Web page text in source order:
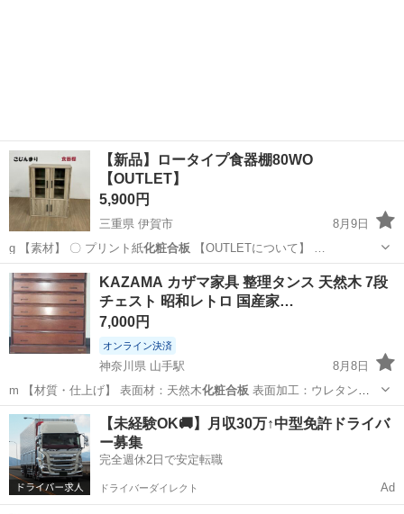
【新品】ロータイプ食器棚80WO
【OUTLET】
5,900円
三重県 伊賀市
8月9日
g 【素材】 〇 プリント紙化粧合板 【OUTLETについて】 …
三重 伊賀市 ロー
KAZAMA カザマ家具 整理タンス 天然木 7段
チェスト 昭和レトロ 国産家…
7,000円
オンライン決済
神奈川県 山手駅
8月8日
m 【材質・仕上げ】 表面材：天然木化粧合板 表面加工：ウレタン樹
脂塗装 長年使…
神奈川 横浜市 山手駅 収納家具
【未経験OK🚚】月収30万↑中型免許ドライバ
ー募集
完全週休2日で安定転職
ドライバーダイレクト Ad